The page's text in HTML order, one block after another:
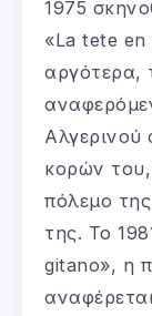
1975
«La tete en
αργότερα,
Αλγερινού
κορών
πόλεμο
της. Το
gitano», η